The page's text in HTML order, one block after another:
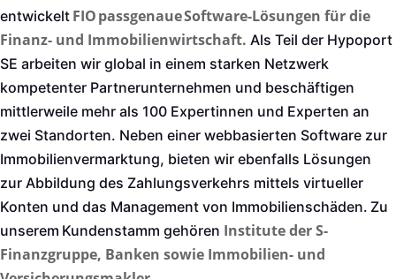
entwickelt FIO passgenaue Software-Lösungen für die
Finanz- und Immobilienwirtschaft. Als Teil der Hypoport
SE arbeiten wir global in einem starken Netzwerk
kompetenter Partnerunternehmen und beschäftigen
mittlerweile mehr als 100 Expertinnen und Experten an
zwei Standorten. Neben einer webbasierten Software zur
Immobilienvermarktung, bieten wir ebenfalls Lösungen
zur Abbildung des Zahlungsverkehrs mittels virtueller
Konten und das Management von Immobilienschäden. Zu
unserem Kundenstamm gehören Institute der S-
Finanzgruppe, Banken sowie Immobilien- und